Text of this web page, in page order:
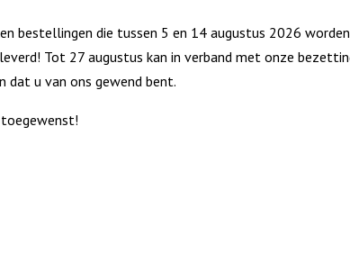
spel dat de tastzin en geheugen
bestellingen die tussen 5 en 14 augustus 2026
Tot 27 augustus kan in verband met onze
dat u van ons gewend bent.